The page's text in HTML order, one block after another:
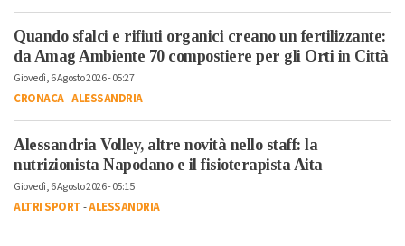
Quando sfalci e rifiuti organici creano un fertilizzante:
da Amag Ambiente 70 compostiere per gli Orti in Città
Giovedì, 6 Agosto 2026 - 05:27
CRONACA-ALESSANDRIA
Alessandria Volley, altre novità nello staff: la
nutrizionista Napodano e il fisioterapista Aita
Giovedì, 6 Agosto 2026 - 05:15
ALTRI SPORT-ALESSANDRIA